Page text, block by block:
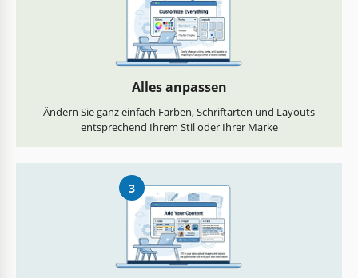
Alles anpassen
Ändern Sie ganz einfach Farben, Schriftarten und Layouts
entsprechend Ihrem Stil oder Ihrer Marke
3